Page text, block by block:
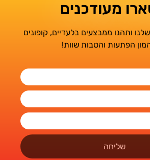
מעודכנים
ותהנו ממבצעים בלעדיים, קופונים
הפתעות והטבות שוות!
שליחה